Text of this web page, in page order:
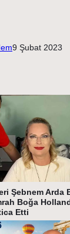
9 Şubat 2023
Şebnem Arda
Boğa
Etti